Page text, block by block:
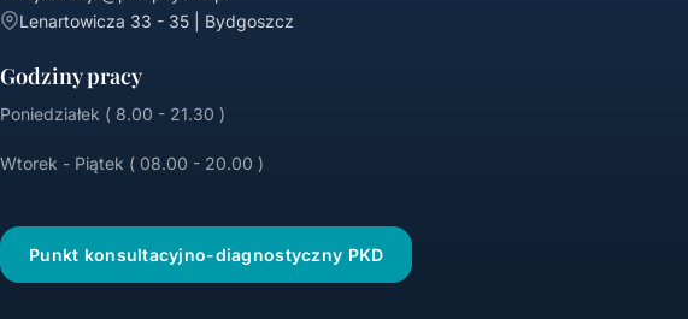
Lenartowicza 33 - 35 | Bydgoszcz
Godziny pracy
Poniedziałek ( 8.00 - 21.30 )
Wtorek - Piątek ( 08.00 - 20.00 )
Punkt konsultacyjno-diagnostyczny PKD